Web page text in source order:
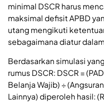
minimal DSCR harus
maksimal defisit APBD
utang mengikuti
sebagaimana diatur
Berdasarkan simulasi
rumus DSCR: DSCR =
Belanja Wajib) ÷
Lainnya) diperoleh hasil: